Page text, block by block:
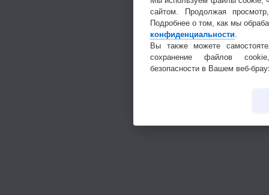
сайтом. Продолжая
Подробнее о том, как мы
конфиденциальности.
Вы также можете
сохранение файлов
безопасности в Вашем веб-